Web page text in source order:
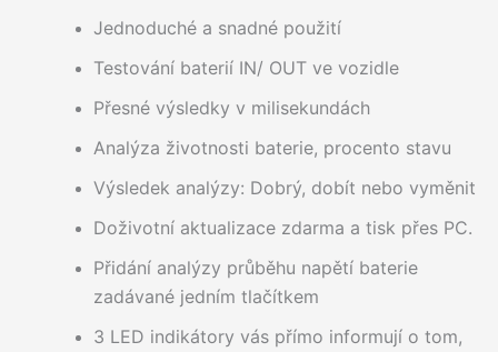
Jednoduché a snadné použití
Testování baterií IN/ OUT ve vozidle
Přesné výsledky v milisekundách
Analýza životnosti baterie, procento stavu
Výsledek analýzy: Dobrý, dobít nebo vyměnit
Doživotní aktualizace zdarma a tisk přes PC.
Přidání analýzy průběhu napětí baterie
zadávané jedním tlačítkem
3 LED indikátory vás přímo informují o tom,